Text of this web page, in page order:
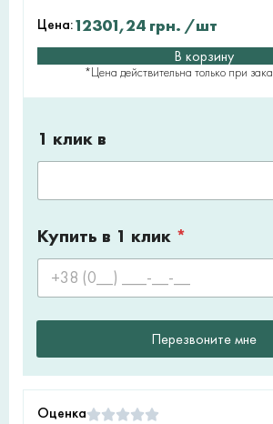
Цена:12301,24 грн. /шт
В корзину
*Цена действительна только при
1 клик в
Купить в 1 клик *
Перезвоните мне
Оценка